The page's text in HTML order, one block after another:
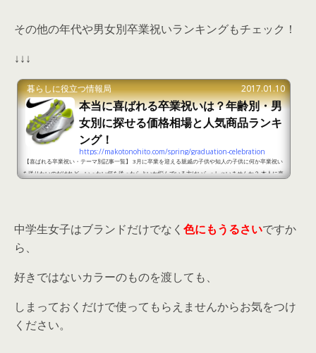
その他の年代や男女別卒業祝いランキングもチェック！
↓↓↓
暮らしに役立つ情報局 2017.01.10
本当に喜ばれる卒業祝いは？年齢別・男
女別に探せる価格相場と人気商品ランキ
ング！
https://makotonohito.com/spring/graduation-celebration
【喜ばれる卒業祝い・テーマ別記事一覧】 3月に卒業を迎える親戚の子供や知人の子供に何か卒業祝い
を送りたいのだけれど、いったい何を送ったらよいか悩んでいる方はいらっしゃいませんか？ 本人に喜
中学生女子はブランドだけでなく 色にもうるさいですか
ら、
好きではないカラーのものを渡しても、
しまっておくだけで使ってもらえませんからお気をつけ
ください。